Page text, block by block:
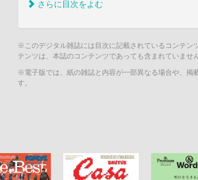
さらに目次をよむ
※このデジタル雑誌には目次に記載されているコンテン
テンツは、本誌のコンテンツであっても含まれていませ
※電子版では、紙の雑誌と内容が一部異なる場合や、掲
す。